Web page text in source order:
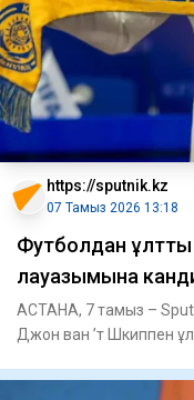
https://sputnik.kz
07 Тамыз 2026 13:18
Футболдан ұлттық
лауазымына
АСТАНА, 7 тамыз –
Джон ван ’т Шкиппен